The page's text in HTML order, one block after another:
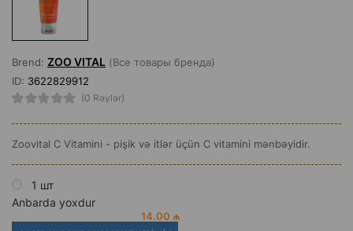
Brend: ZOO VITAL (Все товары бренда)
ID: 3622829912
(0 Rəylər)
Zoovital C Vitamini - pişik və itlər üçün C vitamini mənbəyidir.
1 шт
Anbarda yoxdur
14.00 ₼